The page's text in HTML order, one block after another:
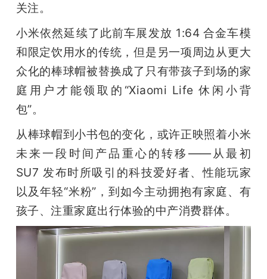
关注。
小米依然延续了此前车展发放 1:64 合金车模
和限定饮用水的传统，但是另一项周边从更大
众化的棒球帽被替换成了只有带孩子到场的家
庭用户才能领取的“Xiaomi Life 休闲小背
包”。
从棒球帽到小书包的变化，或许正映照着小米
未来一段时间产品重心的转移——从最初
SU7 发布时所吸引的科技爱好者、性能玩家
以及年轻“米粉”，到如今主动拥抱有家庭、有
孩子、注重家庭出行体验的中产消费群体。